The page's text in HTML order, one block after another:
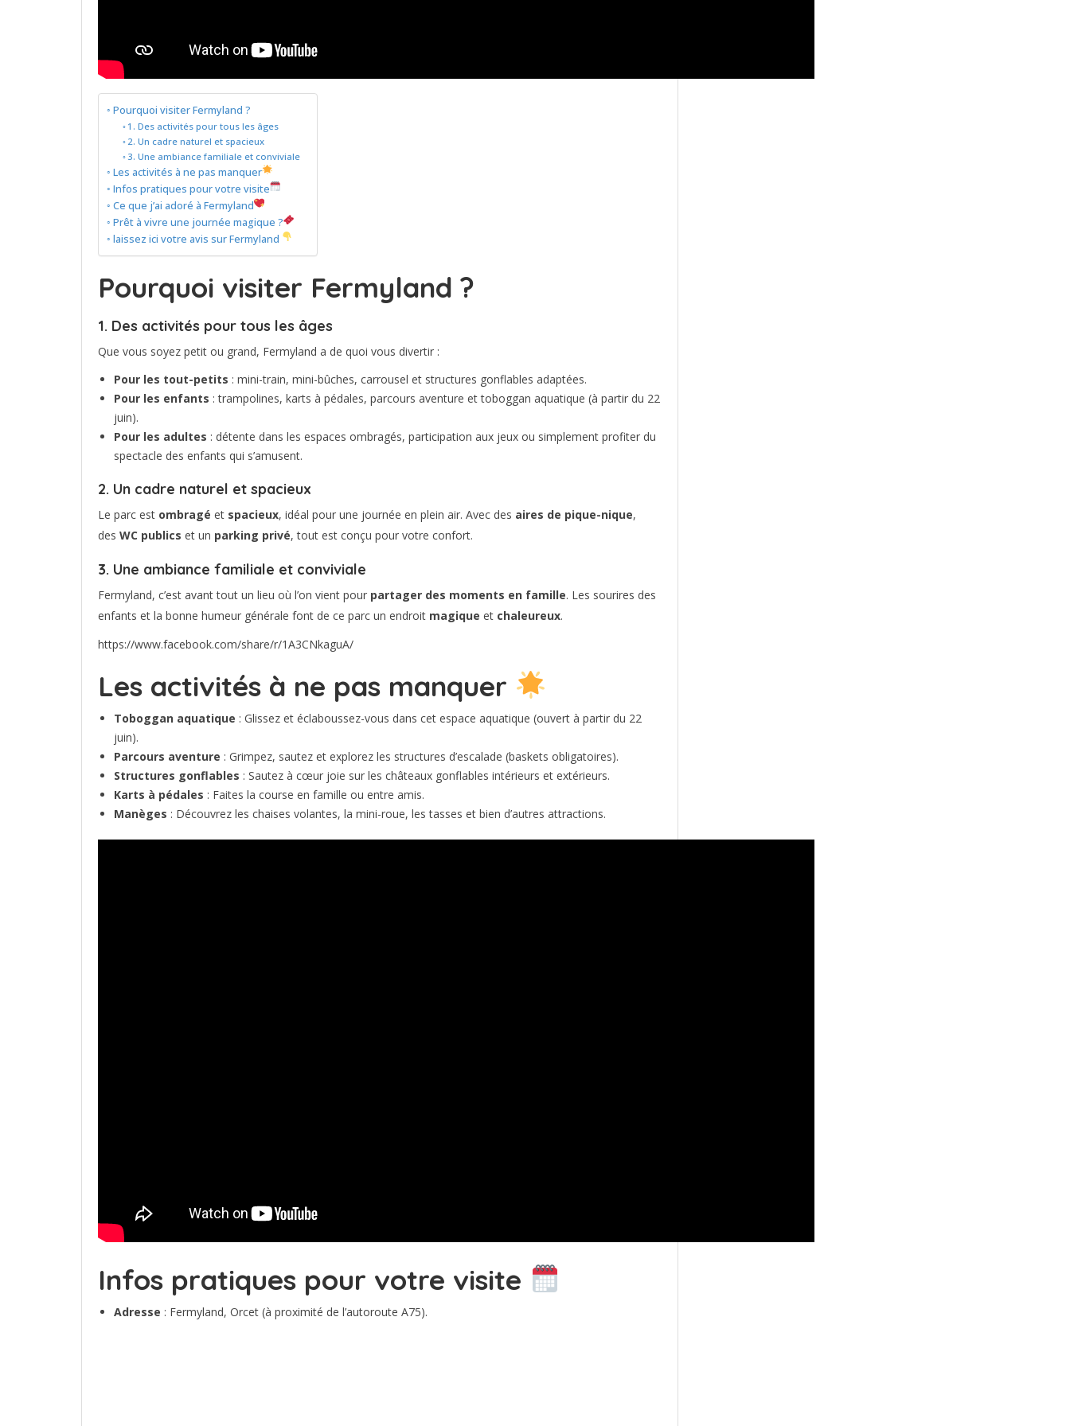
Pourquoi visiter Fermyland ?
1. Des activités pour tous les âges
2. Un cadre naturel et spacieux
3. Une ambiance familiale et conviviale
Les activités à ne pas manquer
Infos pratiques pour votre visite
Ce que j’ai adoré à Fermyland
Prêt à vivre une journée magique ?
laissez ici votre avis sur Fermyland
Pourquoi visiter Fermyland ?
1. Des activités pour tous les âges
Que vous soyez petit ou grand, Fermyland a de quoi vous divertir :
Pour les tout-petits : mini-train, mini-bûches, carrousel et structures gonflables adaptées.
Pour les enfants : trampolines, karts à pédales, parcours aventure et toboggan aquatique (à partir du 22
juin).
Pour les adultes : détente dans les espaces ombragés, participation aux jeux ou simplement profiter du
spectacle des enfants qui s’amusent.
2. Un cadre naturel et spacieux
Le parc est ombragé et spacieux, idéal pour une journée en plein air. Avec des aires de pique-nique,
des WC publics et un parking privé, tout est conçu pour votre confort.
3. Une ambiance familiale et conviviale
Fermyland, c’est avant tout un lieu où l’on vient pour partager des moments en famille. Les sourires des
enfants et la bonne humeur générale font de ce parc un endroit magique et chaleureux.
https://www.facebook.com/share/r/1A3CNkaguA/
Les activités à ne pas manquer
Toboggan aquatique : Glissez et éclaboussez-vous dans cet espace aquatique (ouvert à partir du 22
juin).
Parcours aventure : Grimpez, sautez et explorez les structures d’escalade (baskets obligatoires).
Structures gonflables : Sautez à cœur joie sur les châteaux gonflables intérieurs et extérieurs.
Karts à pédales : Faites la course en famille ou entre amis.
Manèges : Découvrez les chaises volantes, la mini-roue, les tasses et bien d’autres attractions.
Infos pratiques pour votre visite
Adresse : Fermyland, Orcet (à proximité de l’autoroute A75).